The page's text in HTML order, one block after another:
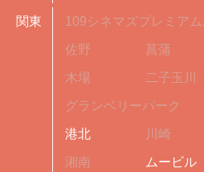
関東 109シネマズプレミア
佐野 菖蒲
木場 二子玉川
グランベリーパーク
港北 川崎
湘南 ムービル